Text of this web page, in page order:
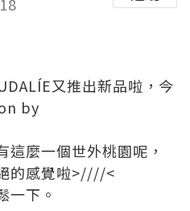
又推出新品啦，今
by
這麼一個世外桃園呢，
的感覺啦>////<
一下。